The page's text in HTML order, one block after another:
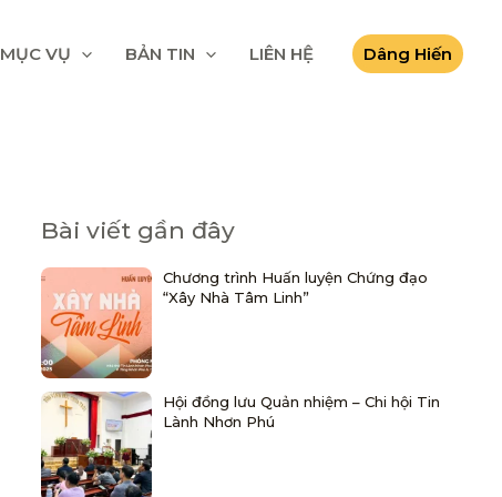
MỤC VỤ BẢN TIN LIÊN HỆ Dâng Hiến
Bài viết gần đây
Chương trình Huấn luyện Chứng đạo
“Xây Nhà Tâm Linh”
Hội đồng lưu Quản nhiệm – Chi hội Tin
Lành Nhơn Phú